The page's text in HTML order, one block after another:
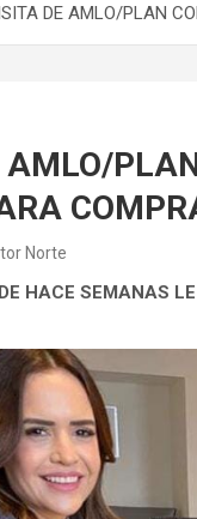
DE AMLO/PLAN
AMLO/
Norte
HACE SEMANAS